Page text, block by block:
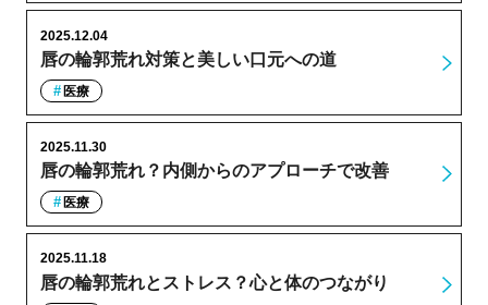
唇の輪郭荒れ対策と美しい口元への道
2025.12.04
医療
唇の輪郭荒れ？内側からのアプローチで改善
2025.11.30
医療
唇の輪郭荒れとストレス？心と体のつながり
2025.11.18